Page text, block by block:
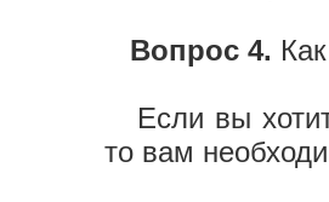
Вопрос 4.
Если вы
то вам